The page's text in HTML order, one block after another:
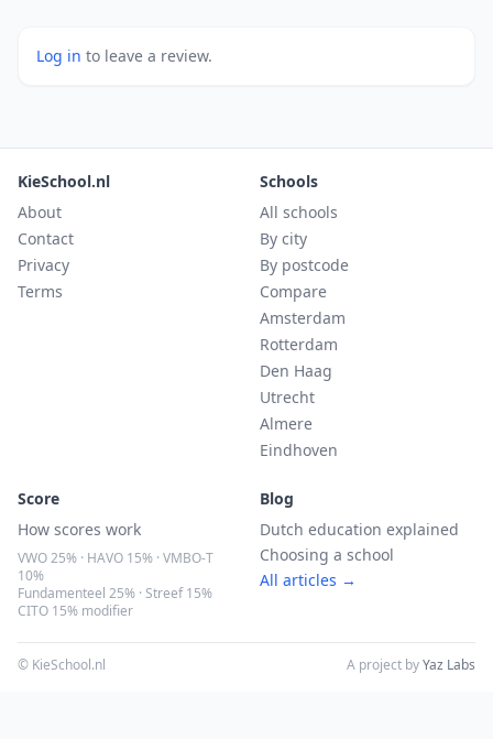
Log in to leave a review.
KieSchool.nl
About
Contact
Privacy
Terms
Schools
All schools
By city
By postcode
Compare
Amsterdam
Rotterdam
Den Haag
Utrecht
Almere
Eindhoven
Score
How scores work
VWO 25% · HAVO 15% · VMBO-T
10%
Fundamenteel 25% · Streef 15%
CITO 15% modifier
Blog
Dutch education explained
Choosing a school
All articles →
© KieSchool.nl A project byYaz Labs